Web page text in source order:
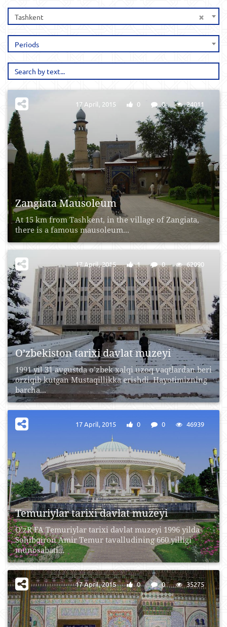
×
Tashkent
Periods
Zangiata Mausoleum
At 15 km from Tashkent, in the village of Zangiata,
there is a famous mausoleum...
17 April, 2015 0 0 24011
O’zbekiston tarixi davlat muzeyi
1991 yil 31 avgustda o’zbek xalqi uzoq vaqtlardan beri
orziqib kutgan Mustaqillikka erishdi. Hayotimizning
barcha...
17 April, 2015 1 0 62090
Temuriylar tarixi davlat muzeyi
O’zR FA Temuriylar tarixi davlat muzeyi 1996 yilda
Sohibqiron Amir Temur tavalludining 660 yilligi
munosabati...
17 April, 2015 0 0 46939
17 April, 2015 0 0 35275